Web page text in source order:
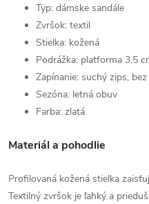
Typ: dámske sandále
Zvršok: textil
Stielka: kožená
Podrážka: platforma 3,5
Zapínanie: suchý zips,
Sezóna: letná obuv
Farba: zlatá
Materiál a pohodlie
Profilovaná kožená stielka
Textilný zvršok je ľahký a